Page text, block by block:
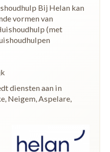
Bij Helan kan
vormen van
(met
diensten aan in
Neigem, Aspelare,